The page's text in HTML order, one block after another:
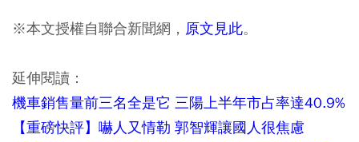
※本文授權自聯合新聞網， 原文見此。
延伸閱讀：
機車銷售量前三名全是它 三陽上半年市占率達40.9%
【重磅快評】嚇人又情勒 郭智輝讓國人很焦慮